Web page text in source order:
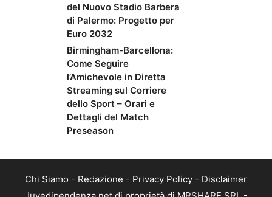
del Nuovo Stadio Barbera
di Palermo: Progetto per
Euro 2032
Birmingham-Barcellona:
Come Seguire
l’Amichevole in Diretta
Streaming sul Corriere
dello Sport – Orari e
Dettagli del Match
Preseason
Chi Siamo - Redazione - Privacy Policy - Disclaimer